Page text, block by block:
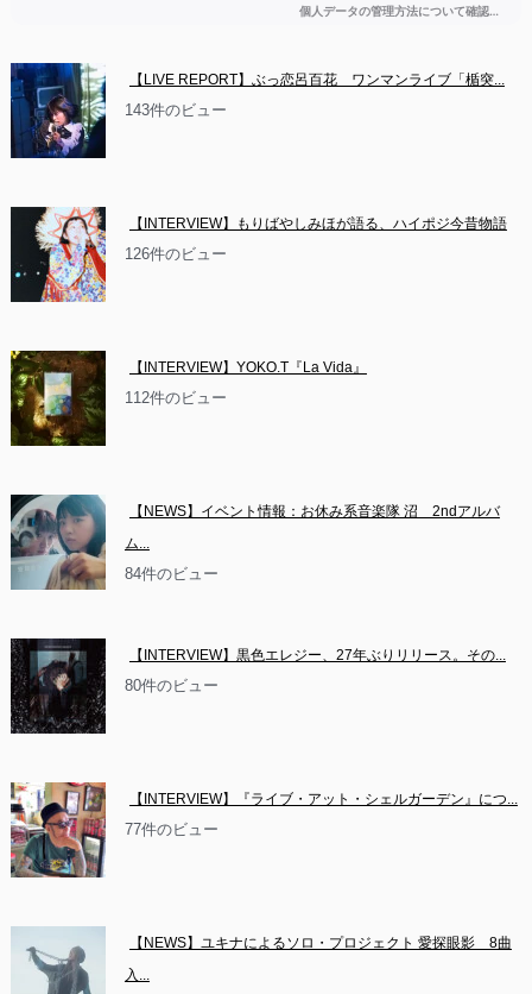
【LIVE REPORT】ぶっ恋呂百花　ワンマンライブ「楯突...
143件のビュー
【INTERVIEW】もりばやしみほが語る、ハイポジ今昔物語
126件のビュー
【INTERVIEW】YOKO.T『La Vida』
112件のビュー
【NEWS】イベント情報：お休み系音楽隊 沼　2ndアルバ
ム...
84件のビュー
【INTERVIEW】黒色エレジー、27年ぶりリリース。その...
80件のビュー
【INTERVIEW】『ライブ・アット・シェルガーデン』につ...
77件のビュー
【NEWS】ユキナによるソロ・プロジェクト 愛探眼影　8曲
入...